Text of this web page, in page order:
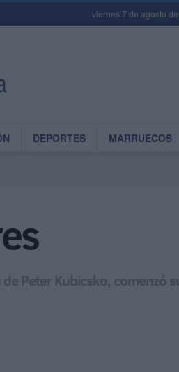
viernes 7 de agosto
DEPORTES MARRUECOS
Peter Kubicsko, comenzó